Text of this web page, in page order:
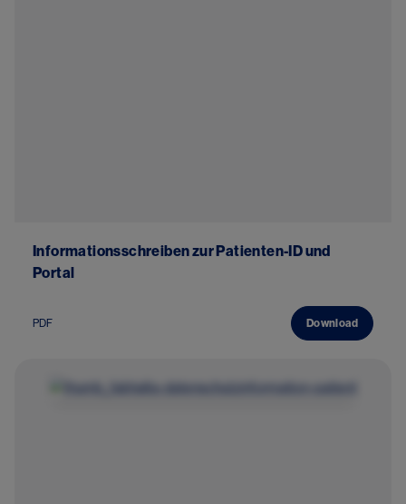
Informationsschreiben zur Patienten-ID und
Portal
PDF Download